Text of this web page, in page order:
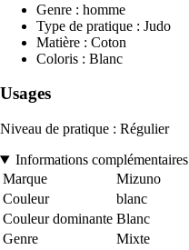
Genre : homme
Type de pratique : Judo
Matière : Coton
Coloris : Blanc
Usages
Niveau de pratique : Régulier
Informations complémentaires
Marque
Mizuno
Couleur
blanc
Couleur dominante Blanc
Genre
Mixte